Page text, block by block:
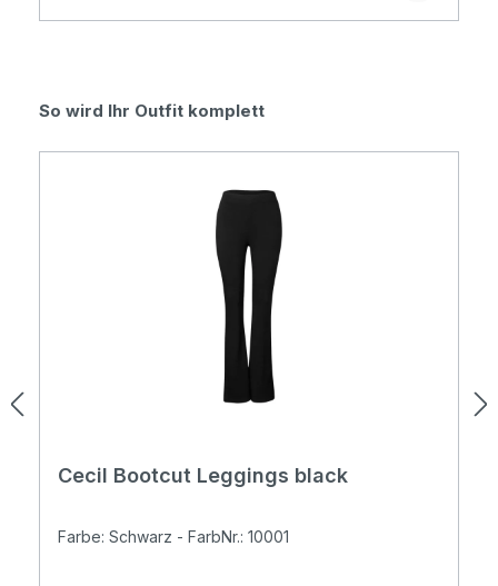
Produktgalerie überspringen
So wird Ihr Outfit komplett
Cecil Bootcut Leggings black
Farbe: Schwarz - FarbNr.: 10001